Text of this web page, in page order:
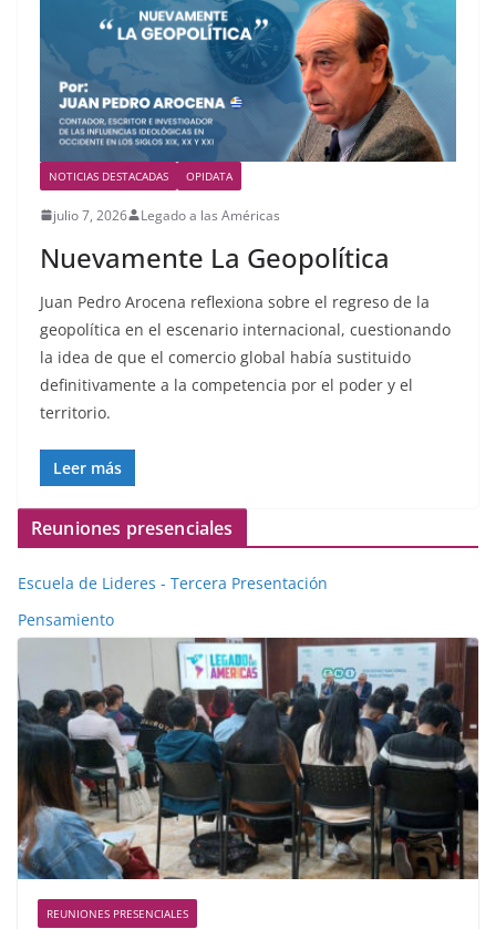
NOTICIAS DESTACADAS OPIDATA
julio 7, 2026 Legado a las Américas
Nuevamente La Geopolítica
Juan Pedro Arocena reflexiona sobre el regreso de la
geopolítica en el escenario internacional, cuestionando
la idea de que el comercio global había sustituido
definitivamente a la competencia por el poder y el
territorio.
Leer más
Reuniones presenciales
Escuela de Lideres - Tercera Presentación
Pensamiento
REUNIONES PRESENCIALES